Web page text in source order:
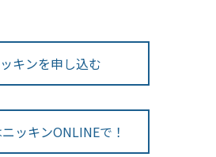
キンを申し込む
ッキンONLINEで！